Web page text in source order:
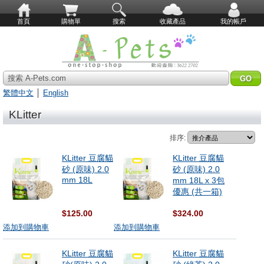
首頁 購物單 搜索 收藏產品 我的帳戶
搜索 A-Pets.com
繁體中文
English
KLitter
排序:
KLitter 豆腐貓
砂 (原味) 2.0
mm 18L
$125.00
添加到購物車
KLitter 豆腐貓
砂 (原味) 2.0
mm 18L x 3包
優惠 (共一箱)
$324.00
添加到購物車
KLitter 豆腐貓
KLitter 豆腐貓